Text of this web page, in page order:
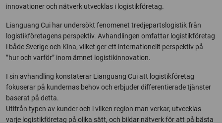
innovationer och nätverk utvecklas i logistikföretag.
Lianguang Cui har undersökt fenomenet tredjepartslogistik från
logistikföretagens perspektiv. Avhandlingen omfattar logistikföretag
i både Sverige och Kina, vilket ger ett internationellt perspektiv på
”hur och varför” inom ämnet logistikinnovation.
I sin avhandling konstaterar Lianguang Cui att logistikföretag
fokuserar på kundernas behov och erbjuder differentierade tjänster
baserat på detta.
Utifrån typen av kunder och i vilken region man verkar, utvecklas
varje logistikföretag på olika sätt, och bildar nätverk för att på bästa